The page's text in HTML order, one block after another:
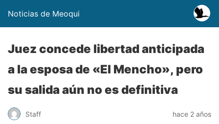
Noticias de Meoqui
Juez concede libertad anticipada
a la esposa de «El Mencho», pero
su salida aún no es definitiva
Staff hace 2 años